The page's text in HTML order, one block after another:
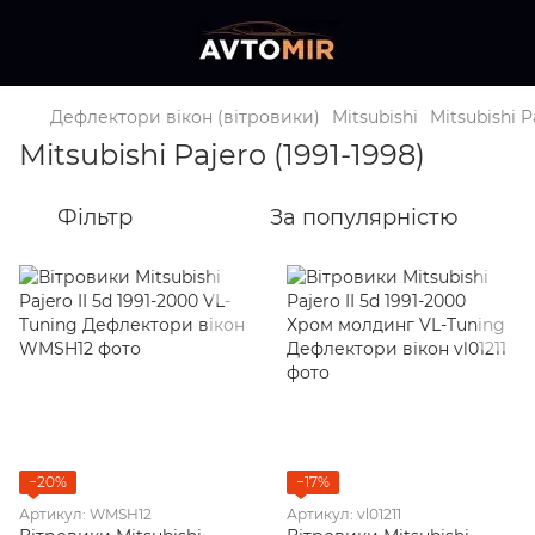
Дефлектори вікон (вітровики) Mitsubishi Mitsubishi
Mitsubishi Pajero (1991-1998)
Фільтр За популярністю
−20%
Артикул: WMSH12
−17%
Артикул: vl01211